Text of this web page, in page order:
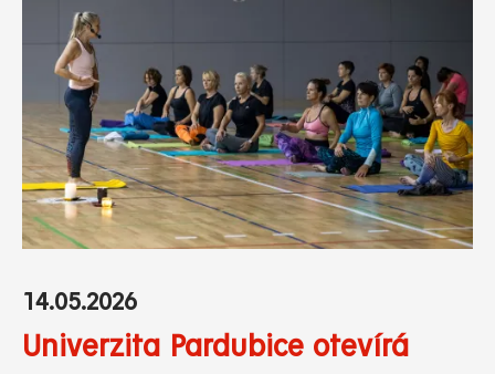
14.05.2026
Univerzita Pardubice otevírá